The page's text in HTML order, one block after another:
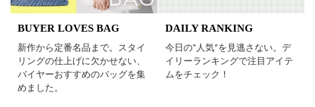
BUYER LOVES BAG
新作から定番名品まで。スタイ
リングの仕上げに欠かせない、
バイヤーおすすめのバッグを集
めました。
DAILY RANKING
今日の“人気”を見逃さない。デ
イリーランキングで注目アイテ
ムをチェック！